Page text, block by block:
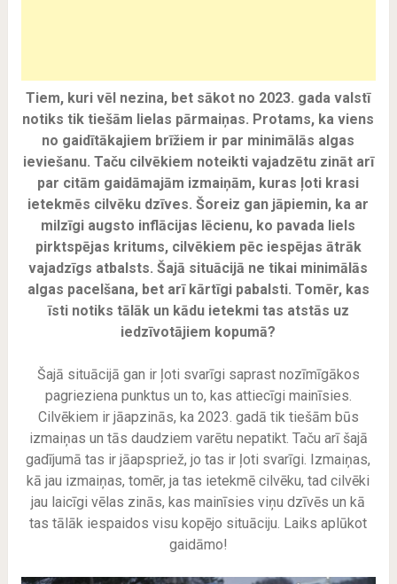
Tiem, kuri vēl nezina, bet sākot no 2023. gada valstī
notiks tik tiešām lielas pārmaiņas. Protams, ka viens
no gaidītākajiem brīžiem ir par minimālās algas
ieviešanu. Taču cilvēkiem noteikti vajadzētu zināt arī
par citām gaidāmajām izmaiņām, kuras ļoti krasi
ietekmēs cilvēku dzīves. Šoreiz gan jāpiemin, ka ar
milzīgi augsto inflācijas lēcienu, ko pavada liels
pirktspējas kritums, cilvēkiem pēc iespējas ātrāk
vajadzīgs atbalsts. Šajā situācijā ne tikai minimālās
algas pacelšana, bet arī kārtīgi pabalsti. Tomēr, kas
īsti notiks tālāk un kādu ietekmi tas atstās uz
iedzīvotājiem kopumā?
Šajā situācijā gan ir ļoti svarīgi saprast nozīmīgākos
pagrieziena punktus un to, kas attiecīgi mainīsies.
Cilvēkiem ir jāapzinās, ka 2023. gadā tik tiešām būs
izmaiņas un tās daudziem varētu nepatikt. Taču arī šajā
gadījumā tas ir jāapspriež, jo tas ir ļoti svarīgi. Izmaiņas,
kā jau izmaiņas, tomēr, ja tas ietekmē cilvēku, tad cilvēki
jau laicīgi vēlas zinās, kas mainīsies viņu dzīvēs un kā
tas tālāk iespaidos visu kopējo situāciju. Laiks aplūkot
gaidāmo!